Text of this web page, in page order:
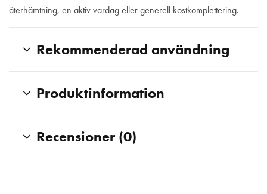
återhämtning, en aktiv vardag eller generell kostkomplettering.
Rekommenderad användning
Produktinformation
Recensioner (0)